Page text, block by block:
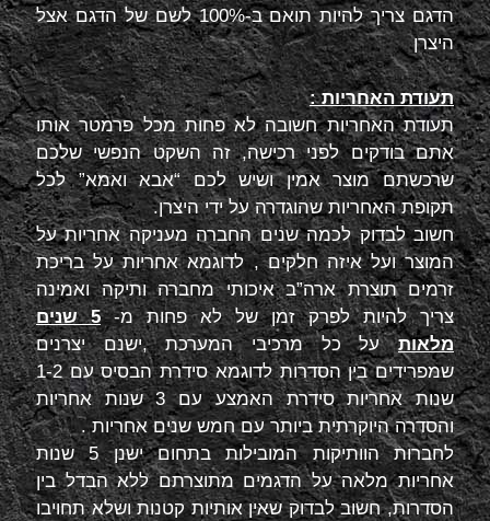
הדגם צריך להיות תואם ב-100% לשם של הדגם אצל
היצרן
תעודת האחריות :
תעודת האחריות חשובה לא פחות מכל פרמטר אותו
אתם בודקים לפני רכישה, זה השקט הנפשי שלכם
שרכשתם מוצר אמין ושיש לכם “אבא ואמא” לכל
תקופת האחריות שהוגדרה על ידי היצרן.
חשוב לבדוק לכמה שנים החברה מעניקה אחריות על
המוצר ועל איזה חלקים , לדוגמא אחריות על בריכת
זרמים תוצרת ארה”ב איכותי מחברה ותיקה ואמינה
צריך להיות לפרק זמן של לא פחות מ- 5 שנים
מלאותעל כל מרכיבי המערכת ,ישנם יצרנים
שמפרידים בין הסדרות לדוגמא סידרת הבסיס עם 1-2
שנות אחריות סידרת האמצע עם 3 שנות אחריות
והסדרה היוקרתית ביותר עם חמש שנים אחריות .
לחברות הוותיקות המובילות בתחום ישנן 5 שנות
אחריות מלאה על הדגמים מתוצרתם ללא הבדל בין
הסדרות, חשוב לבדוק שאין אותיות קטנות ושלא תחויבו